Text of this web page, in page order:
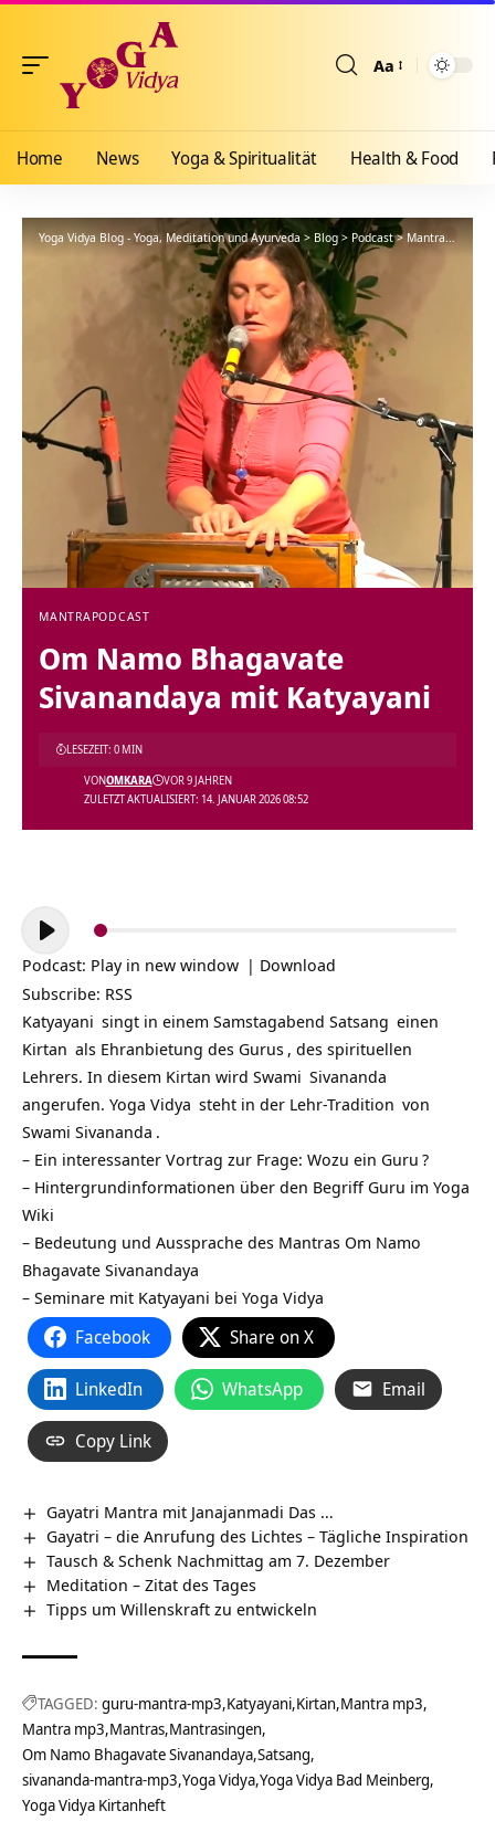
Aa
Home News Yoga & Spiritualität Health & Food
Yoga Vidya Blog - Yoga, Meditation und Ayurveda > Blog > Podcast>Mantra> Om
MANTRAPODCAST
Om Namo Bhagavate
Sivanandaya mit Katyayani
ZULETZT AKTUALISIERT: 14. JANUAR 2026 08:52
VONOMKARA VOR 9 JAHREN
LESEZEIT: 0 MIN
Audio-
Player
Podcast: Play in new window | Download
Subscribe: RSS
Katyayani singt in einem Samstagabend Satsang einen
Kirtan als Ehranbietung des Gurus , des spirituellen
Lehrers. In diesem Kirtan wird Swami Sivananda
angerufen. Yoga Vidya steht in der Lehr-Tradition von
Swami Sivananda .
– Ein interessanter Vortrag zur Frage: Wozu ein Guru ?
– Hintergrundinformationen über den Begriff Guru im Yoga
Wiki
– Bedeutung und Aussprache des Mantras Om Namo
Bhagavate Sivanandaya
– Seminare mit Katyayani bei Yoga Vidya
Facebook Share on X
LinkedIn WhatsApp Email
Copy Link
Gayatri Mantra mit Janajanmadi Das …
Gayatri – die Anrufung des Lichtes – Tägliche Inspiration
Tausch & Schenk Nachmittag am 7. Dezember
Meditation – Zitat des Tages
Tipps um Willenskraft zu entwickeln
TAGGED: guru-mantra-mp3 Katyayani Kirtan Mantra mp3
Mantra mp3 Mantras Mantrasingen
Om Namo Bhagavate Sivanandaya Satsang
sivananda-mantra-mp3 Yoga Vidya Yoga Vidya Bad Meinberg
Yoga Vidya Kirtanheft